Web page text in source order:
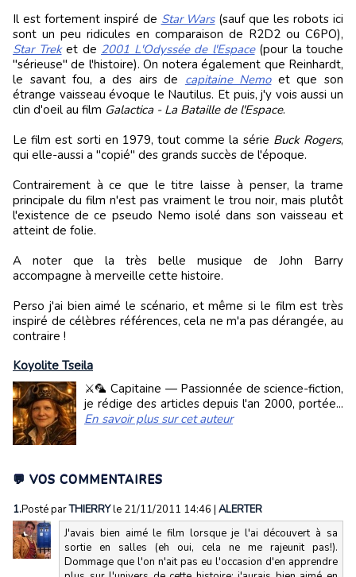
Il est fortement inspiré de Star Wars(sauf que les robots ici
sont un peu ridicules en comparaison de R2D2 ou C6PO),
Star Treket de 2001 L'Odyssée de l'Espace(pour la touche
"sérieuse" de l'histoire). On notera également que Reinhardt,
le savant fou, a des airs de capitaine Nemoet que son
étrange vaisseau évoque le Nautilus. Et puis, j'y vois aussi un
clin d'oeil au film Galactica - La Bataille de l'Espace.
Le film est sorti en 1979, tout comme la série Buck Rogers,
qui elle-aussi a "copié" des grands succès de l'époque.
Contrairement à ce que le titre laisse à penser, la trame
principale du film n'est pas vraiment le trou noir, mais plutôt
l'existence de ce pseudo Nemo isolé dans son vaisseau et
atteint de folie.
A noter que la très belle musique de John Barry
accompagne à merveille cette histoire.
Perso j'ai bien aimé le scénario, et même si le film est très
inspiré de célèbres références, cela ne m'a pas dérangée, au
contraire !
Koyolite Tseila
⚔️🦜 Capitaine — Passionnée de science-fiction,
je rédige des articles depuis l'an 2000, portée...
En savoir plus sur cet auteur
💬 VOS COMMENTAIRES
1.Posté parTHIERRYle 21/11/2011 14:46 | ALERTER
J'avais bien aimé le film lorsque je l'ai découvert à sa
sortie en salles (eh oui, cela ne me rajeunit pas!).
Dommage que l'on n'ait pas eu l'occasion d'en apprendre